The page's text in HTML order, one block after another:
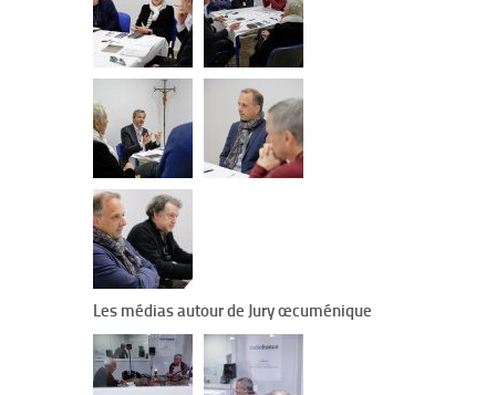
Les médias autour de Jury œcuménique